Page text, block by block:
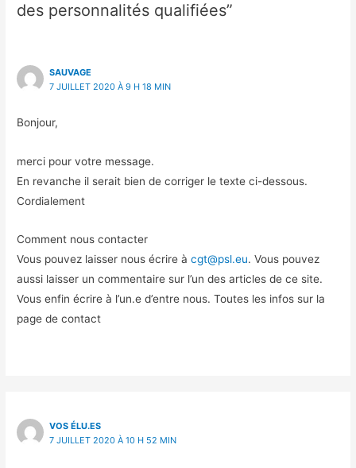
des personnalités qualifiées”
SAUVAGE
7 JUILLET 2020 À 9 H 18 MIN
Bonjour,
merci pour votre message.
En revanche il serait bien de corriger le texte ci-dessous.
Cordialement
Comment nous contacter
Vous pouvez laisser nous écrire àcgt@psl.eu. Vous pouvez
aussi laisser un commentaire sur l’un des articles de ce site.
Vous enfin écrire à l’un.e d’entre nous. Toutes les infos sur la
page de contact
VOS ÉLU.ES
7 JUILLET 2020 À 10 H 52 MIN